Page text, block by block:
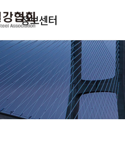
정보센터
정보서비스 구독
안내
보고서(STEEL DNA)
SteelData(통계)
월간통계월보
협
회
정
교
입